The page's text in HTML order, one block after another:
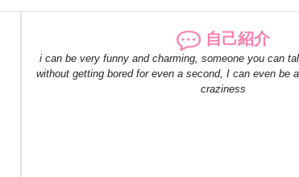
自己紹介
i can be very funny and charming, someone you can
without getting bored for even a second, I can even be
craziness